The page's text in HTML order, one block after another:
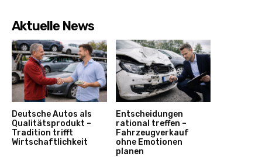
Aktuelle News
Deutsche Autos als
Qualitätsprodukt –
Tradition trifft
Wirtschaftlichkeit
Entscheidungen
rational treffen –
Fahrzeugverkauf
ohne Emotionen
planen